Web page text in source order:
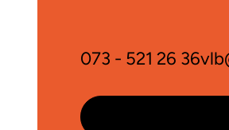
073 - 521 26 36